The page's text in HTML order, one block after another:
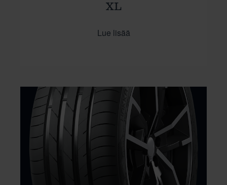
XL
Lue lisää